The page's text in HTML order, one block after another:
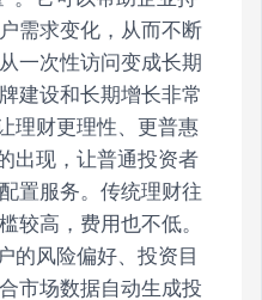
需求变化，从而不断
一次性访问变成长期
建设和长期增长非常
理财更理性、更普惠
出现，让普通投资者
置服务。传统理财往
较高，费用也不低。
的风险偏好、投资目
市场数据自动生成投